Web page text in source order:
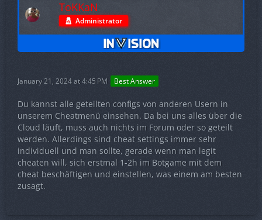
ToKKaN
Administrator
January 21, 2024 at 4:45 PM Best Answer
Du kannst alle geteilten configs von anderen Usern in
unserem Cheatmenü einsehen. Da bei uns alles über die
Cloud läuft, muss auch nichts im Forum oder so geteilt
werden. Allerdings sind cheat settings immer sehr
individuell und man sollte, gerade wenn man legit
cheaten will, sich erstmal 1-2h im Botgame mit dem
cheat beschäftigen und einstellen, was einem am besten
zusagt.